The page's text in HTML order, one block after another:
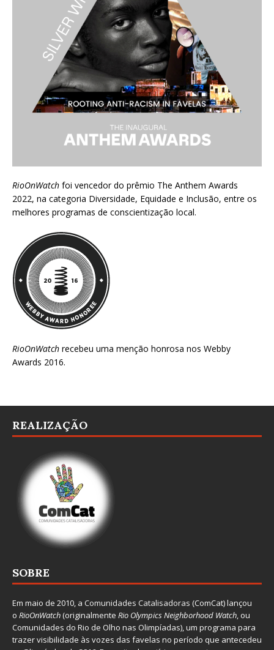
RioOnWatch foi vencedor do prêmio The Anthem Awards
2022, na categoria Diversidade, Equidade e Inclusão, entre os
melhores programas de conscientização local.
RioOnWatch recebeu uma menção honrosa nos Webby
Awards 2016.
REALIZAÇÃO
SOBRE
Em maio de 2010, a Comunidades Catalisadoras (ComCat) lançou
o RioOnWatch(originalmente Rio Olympics Neighborhood Watch, ou
Comunidades do Rio de Olho nas Olimpíadas), um programa para
trazer visibilidade às vozes das favelas no período que antecedeu